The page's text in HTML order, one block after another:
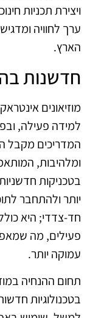
ויצירת תכניות
ערך לחוויה
הארץ.
חדשנות
מוזיאונים
למידה פעילה,
המדריכים מקבל
ומלהיבות,
בטכניקות
יותר ולהתחבר
חד-צדדי; היא
פעילים, מה
עמוקה יותר.
תחום ההנחיה
בטכנולוגיות